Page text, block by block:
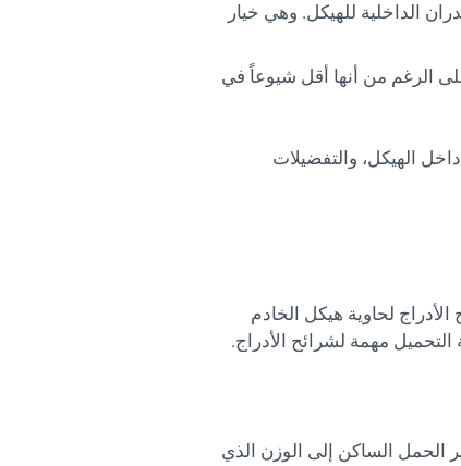
الداخلية للهيكل. وهي خيار
الرغم من أنها أقل شيوعاً في
الهيكل، والتفضيلات
لحاوية هيكل الخادم
مهمة لشرائح الأدراج.
الحمل الساكن إلى الوزن الذي